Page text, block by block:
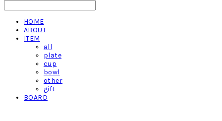
HOME
ABOUT
ITEM
all
plate
cup
bowl
other
gift
BOARD